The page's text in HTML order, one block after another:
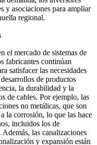
y asociaciones para ampliar
regional.
el mercado de sistemas de
fabricantes continúan
satisfacer las necesidades
de productos
la durabilidad y la
de cables. Por ejemplo, las
no metálicas, que son
la corrosión, lo que las hace
incluidos los de
las canalizaciones
y expansión están